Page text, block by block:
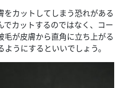
をカットしてしまう恐れがある
でカットするのではなく、コー
毛が皮膚から直角に立ち上がる
うにするといいでしょう。